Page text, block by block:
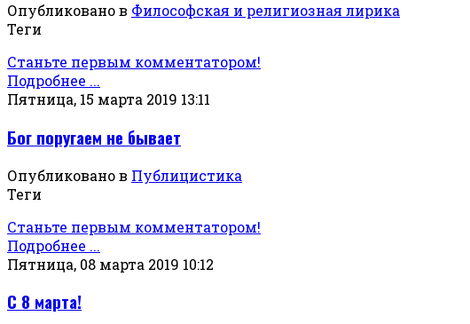
Опубликовано в Философская и религиозная лирика
Теги
Станьте первым комментатором!
Подробнее ...
Пятница, 15 марта 2019 13:11
Бог поругаем не бывает
Опубликовано в Публицистика
Теги
Станьте первым комментатором!
Подробнее ...
Пятница, 08 марта 2019 10:12
С 8 марта!